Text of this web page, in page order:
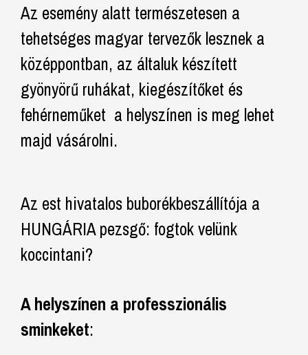
Az esemény alatt természetesen a
tehetséges magyar tervezők lesznek a
középpontban, az általuk készített
gyönyörű ruhákat, kiegészítőket és
fehérneműket a helyszínen is meg lehet
majd vásárolni.
Az est hivatalos buborékbeszállítója a
HUNGÁRIA pezsgő: fogtok velünk
koccintani?
A helyszínen a professzionális
sminkeket: